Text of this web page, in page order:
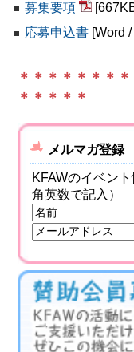
募集要項
応募申込書 [Word
＊＊＊＊＊＊＊
＊＊＊＊＊
メルマガ登録
KFAWのイベン
角英数で記入）